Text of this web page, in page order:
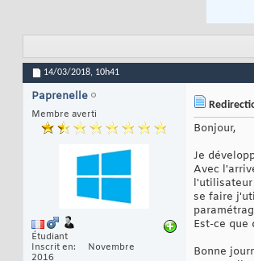
14/03/2018, 10h41
Paprenelle
Membre averti
Étudiant
Inscrit en
Novembre
2016
Bonjour,
Je
Avec
l'utilisateur
se faire
Est-ce que
Bonne